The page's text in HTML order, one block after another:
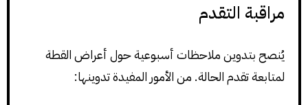
مراقبة التقدم
يُنصح بتدوين ملاحظات أسبوعية حول أعراض القطة
لمتابعة تقدم الحالة. من الأمور المفيدة تدوينها: